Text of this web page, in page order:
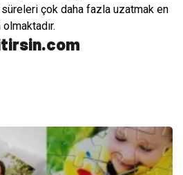
süreleri çok daha fazla uzatmak en